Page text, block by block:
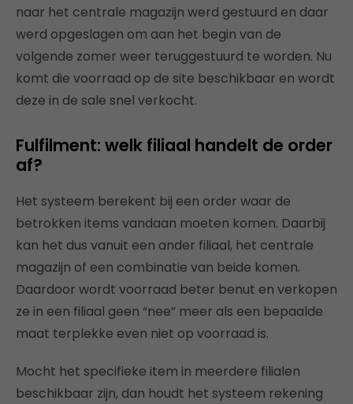
naar het centrale magazijn werd gestuurd en daar
werd opgeslagen om aan het begin van de
volgende zomer weer teruggestuurd te worden. Nu
komt die voorraad op de site beschikbaar en wordt
deze in de sale snel verkocht.
Fulfilment: welk filiaal handelt de order
af?
Het systeem berekent bij een order waar de
betrokken items vandaan moeten komen. Daarbij
kan het dus vanuit een ander filiaal, het centrale
magazijn of een combinatie van beide komen.
Daardoor wordt voorraad beter benut en verkopen
ze in een filiaal geen “nee” meer als een bepaalde
maat terplekke even niet op voorraad is.
Mocht het specifieke item in meerdere filialen
beschikbaar zijn, dan houdt het systeem rekening